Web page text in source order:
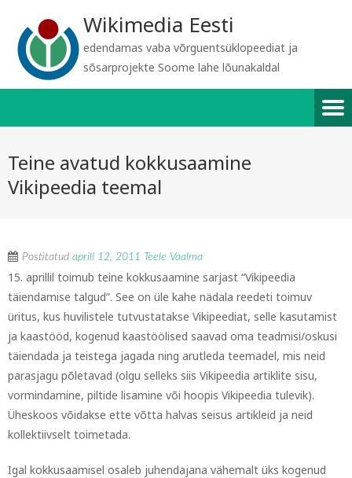
Wikimedia Eesti
edendamas vaba võrguentsüklopeediat ja
sõsarprojekte Soome lahe lõunakaldal
Teine avatud kokkusaamine
Vikipeedia teemal
Postitatud aprill 12, 2011 Teele Vaalma
15. aprillil toimub teine kokkusaamine sarjast “Vikipeedia
täiendamise talgud”. See on üle kahe nädala reedeti toimuv
üritus, kus huvilistele tutvustatakse Vikipeediat, selle kasutamist
ja kaastööd, kogenud kaastöölised saavad oma teadmisi/oskusi
täiendada ja teistega jagada ning arutleda teemadel, mis neid
parasjagu põletavad (olgu selleks siis Vikipeedia artiklite sisu,
vormindamine, piltide lisamine või hoopis Vikipeedia tulevik).
Üheskoos võidakse ette võtta halvas seisus artikleid ja neid
kollektiivselt toimetada.
Igal kokkusaamisel osaleb juhendajana vähemalt üks kogenud